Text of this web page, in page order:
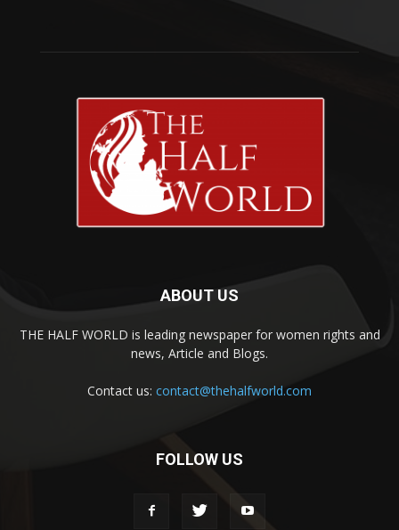
ABOUT US
THE HALF WORLD is leading newspaper for women rights and
news, Article and Blogs.
Contact us: contact@thehalfworld.com
FOLLOW US